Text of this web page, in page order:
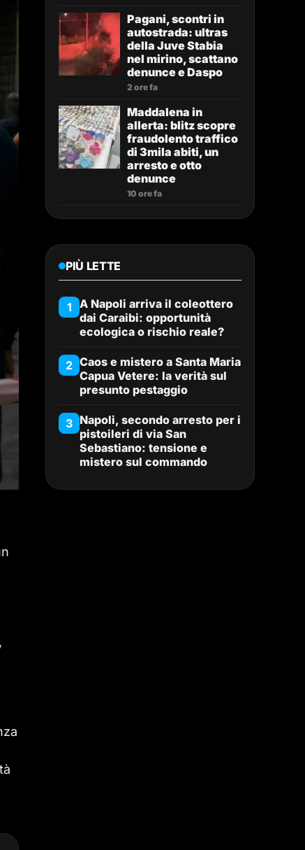
Pagani, scontri in
autostrada: ultras
della Juve Stabia
nel mirino, scattano
denunce e Daspo
2 ore fa
Maddalena in
allerta: blitz scopre
fraudolento traffico
di 3mila abiti, un
arresto e otto
denunce
10 ore fa
PIÙ LETTE
1 A Napoli arriva il coleottero
dai Caraibi: opportunità
ecologica o rischio reale?
2 Caos e mistero a Santa Maria
Capua Vetere: la verità sul
presunto pestaggio
3 Napoli, secondo arresto per i
pistoileri di via San
Sebastiano: tensione e
mistero sul commando